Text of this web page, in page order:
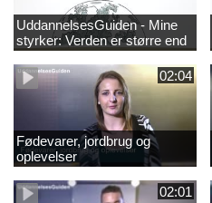
UddannelsesGuiden - Mine
styrker: Verden er større end
dig og du bidrager til den
02:04
Fødevarer, jordbrug og
oplevelser
02:01